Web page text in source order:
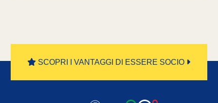
SCOPRI I VANTAGGI DI ESSERE SOCIO